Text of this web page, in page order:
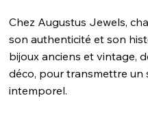
Chez Augustus Jewels,
son authenticité et son
bijoux anciens et vintage,
déco, pour transmettre un
intemporel.